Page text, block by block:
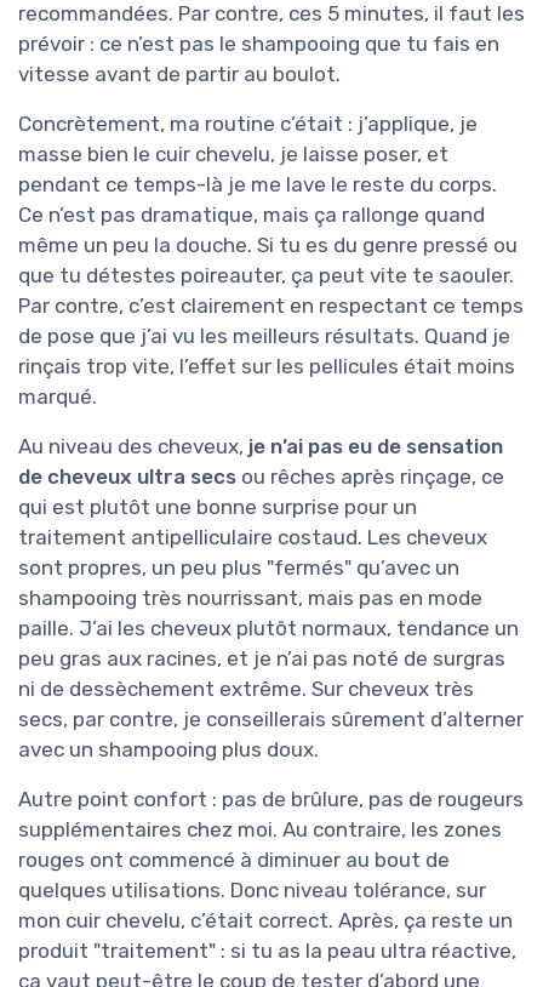
recommandées. Par contre, ces 5 minutes, il faut les
prévoir : ce n’est pas le shampooing que tu fais en
vitesse avant de partir au boulot.
Concrètement, ma routine c’était : j’applique, je
masse bien le cuir chevelu, je laisse poser, et
pendant ce temps-là je me lave le reste du corps.
Ce n’est pas dramatique, mais ça rallonge quand
même un peu la douche. Si tu es du genre pressé ou
que tu détestes poireauter, ça peut vite te saouler.
Par contre, c’est clairement en respectant ce temps
de pose que j’ai vu les meilleurs résultats. Quand je
rinçais trop vite, l’effet sur les pellicules était moins
marqué.
Au niveau des cheveux, je n’ai pas eu de sensation
de cheveux ultra secs ou rêches après rinçage, ce
qui est plutôt une bonne surprise pour un
traitement antipelliculaire costaud. Les cheveux
sont propres, un peu plus "fermés" qu’avec un
shampooing très nourrissant, mais pas en mode
paille. J’ai les cheveux plutôt normaux, tendance un
peu gras aux racines, et je n’ai pas noté de surgras
ni de dessèchement extrême. Sur cheveux très
secs, par contre, je conseillerais sûrement d’alterner
avec un shampooing plus doux.
Autre point confort : pas de brûlure, pas de rougeurs
supplémentaires chez moi. Au contraire, les zones
rouges ont commencé à diminuer au bout de
quelques utilisations. Donc niveau tolérance, sur
mon cuir chevelu, c’était correct. Après, ça reste un
produit "traitement" : si tu as la peau ultra réactive,
ça vaut peut-être le coup de tester d’abord une